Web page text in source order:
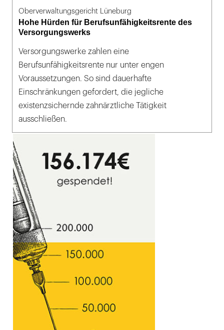
Oberverwaltungsgericht Lüneburg
Hohe Hürden für Berufsunfähigkeitsrente des
Versorgungswerks
Versorgungswerke zahlen eine
Berufsunfähigkeitsrente nur unter engen
Voraussetzungen. So sind dauerhafte
Einschränkungen gefordert, die jegliche
existenzsichernde zahnärztliche Tätigkeit
ausschließen.